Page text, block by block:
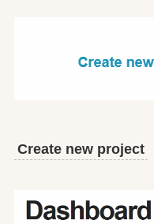
Create new project